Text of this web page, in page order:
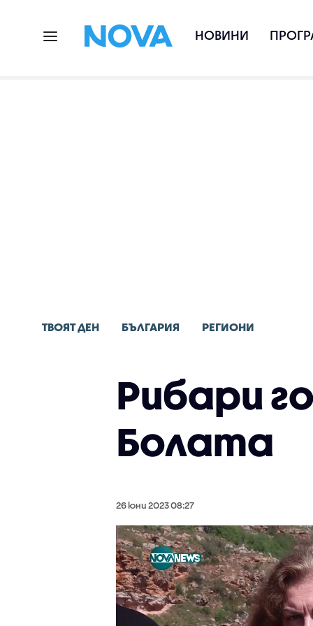
НОВИНИ
ТВОЯТ ДЕН БЪЛГАРИЯ РЕГИОНИ
Рибари
Болата
26 юни 2023 08:27